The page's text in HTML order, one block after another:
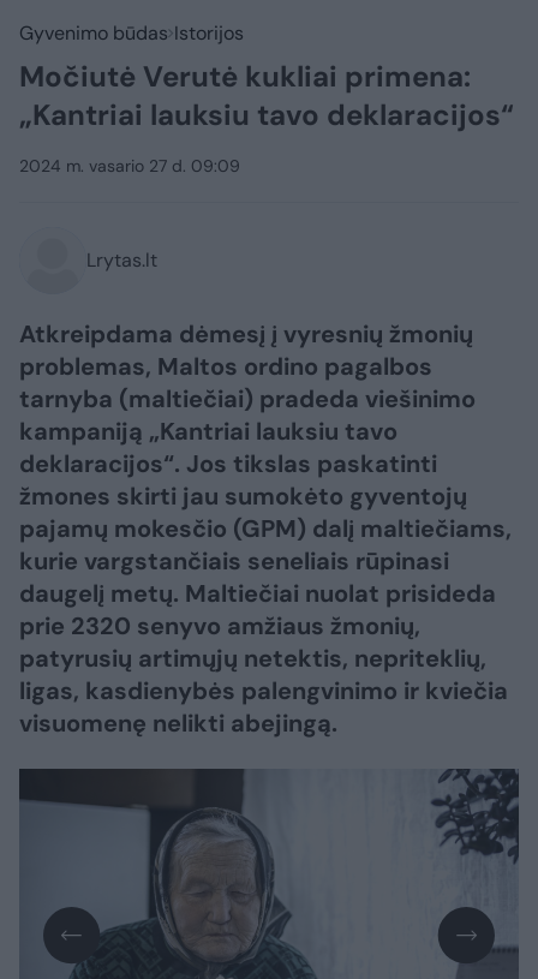
Gyvenimo būdas Istorijos
Močiutė Verutė kukliai primena:
„Kantriai lauksiu tavo deklaracijos“
2024 m. vasario 27 d. 09:09
Lrytas.lt
Atkreipdama dėmesį į vyresnių žmonių
problemas, Maltos ordino pagalbos
tarnyba (maltiečiai) pradeda viešinimo
kampaniją „Kantriai lauksiu tavo
deklaracijos“. Jos tikslas paskatinti
žmones skirti jau sumokėto gyventojų
pajamų mokesčio (GPM) dalį maltiečiams,
kurie vargstančiais seneliais rūpinasi
daugelį metų. Maltiečiai nuolat prisideda
prie 2320 senyvo amžiaus žmonių,
patyrusių artimųjų netektis, nepriteklių,
ligas, kasdienybės palengvinimo ir kviečia
visuomenę nelikti abejingą.